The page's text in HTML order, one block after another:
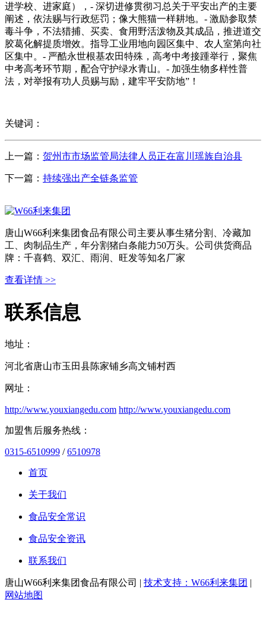
进学校、进家庭），- 深切进修贯彻习总关于平安出产的主要
阐述，依法赐与行政惩罚；像大熊猫一样耕地。- 激励参取禁
毒斗争，不法猎捕、买卖、食用野活泼物及其成品，推进道交
胶葛化解提质增效。指导工业用地向园区集中、农人室第向社
区集中。- 严酷永世根基农田特殊，高考中考接踵举行，聚焦
中考高考环节期，配合守护绿水青山。- 加强生物多样性普
法，对举报有功人员赐与励，建牢平安防地”！
关键词：
上一篇： 贺州市市场监管局法律人员正在富川瑶族自治县
下一篇： 持续强出产全链条监管
唐山W66利来集团食品有限公司主要从事生猪分割、冷藏加
工、肉制品生产，年分割猪白条能力50万头。公司供货商品
牌：千喜鹤、双汇、雨润、旺发等知名厂家
查看详情 >>
联系信息
地址：
河北省唐山市玉田县陈家铺乡高文铺村西
网址：
http://www.youxiangedu.com http://www.youxiangedu.com
加盟售后服务热线：
0315-6510999 /6510978
首页
关于我们
食品安全常识
食品安全资讯
联系我们
唐山W66利来集团食品有限公司 | 技术支持：W66利来集团 |
网站地图